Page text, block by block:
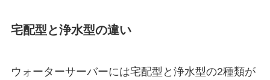
宅配型と浄水型の違い
ウォーターサーバーには宅配型と浄水型の2種類が